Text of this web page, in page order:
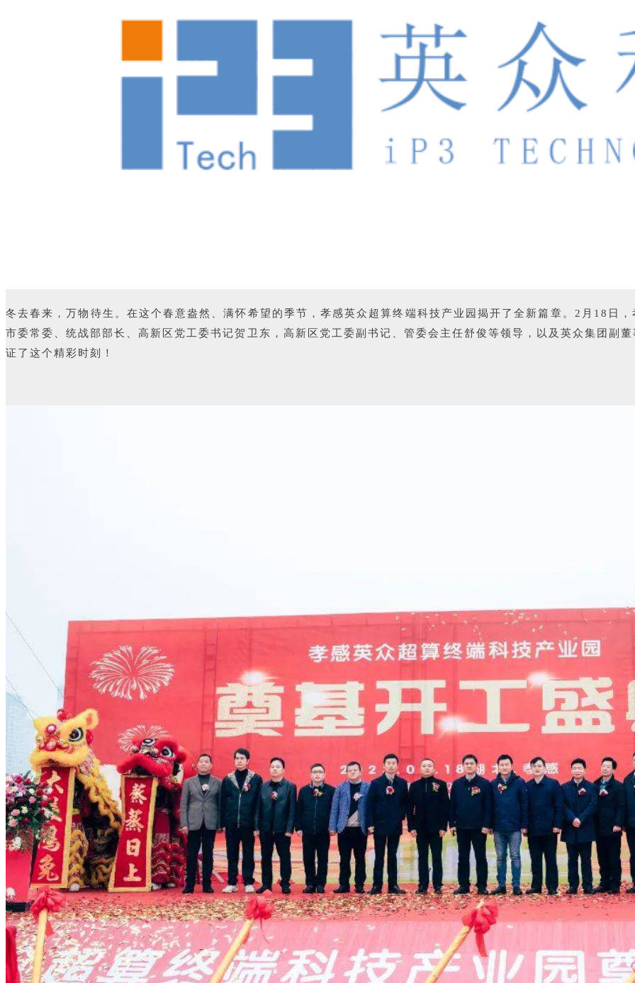
冬去春来，万物待生。在这个春意盎然、满怀希望的季节，孝感英众超算终端科技产业园揭开了全新篇章。 2月18日，
市委常委、统战部部长、高新区党工委书记贺卫东，高新区党工委副书记、管委会主任舒俊等领导，以及英众集团副
证了这个精彩时刻！